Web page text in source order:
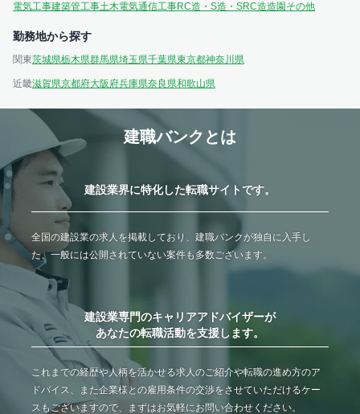
電気工事建築管工事土木電気通信工事RC造・S造・SRC造造園 その他
勤務地から探す
関東茨城県栃木県群馬県埼玉県千葉県東京都神奈川県
近畿滋賀県京都府大阪府兵庫県奈良県和歌山県
建職バンクとは
建設業界に特化した転職サイトです。
全国の建設業の求人を掲載しており、建職バンクが独自に入手し
た、一般には公開されていない案件も多数ございます。
建設業専門のキャリアアドバイザーが
あなたの転職活動を支援します。
これまでの経歴や人柄を活かせる求人のご紹介や転職の進め方のア
ドバイス、また企業様との雇用条件の交渉をさせていただけるケー
スもございますので、まずはお気軽にお問い合わせください。